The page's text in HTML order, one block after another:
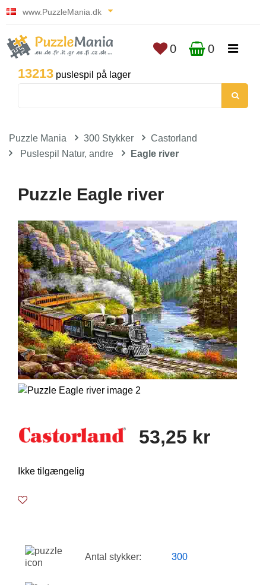
www.PuzzleMania.dk
13213 puslespil på lager
0 0
Puzzle Mania 300 Stykker
Castorland
Puslespil Natur, andre
Eagle river
Puzzle Eagle river
53,25 kr
Ikke tilgængelig
Antal stykker: 300